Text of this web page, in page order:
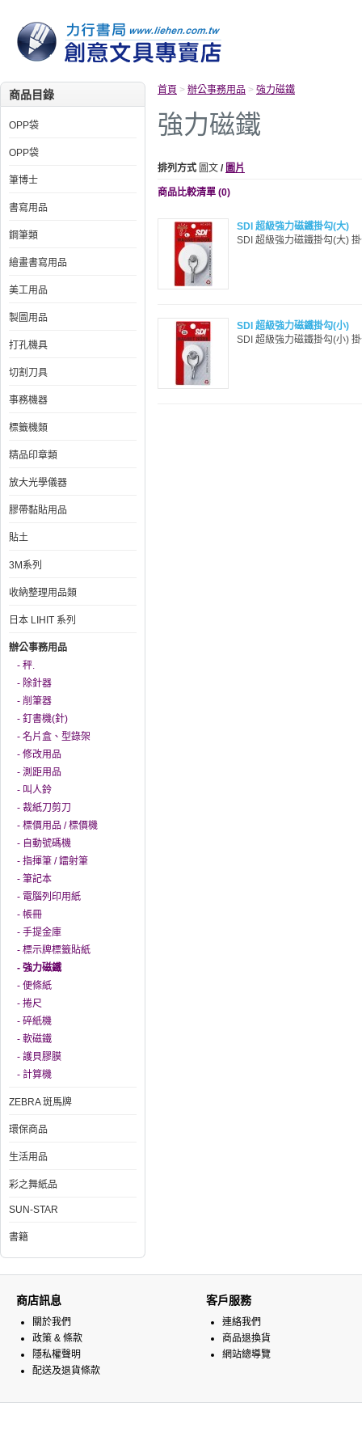
商品目錄
OPP袋
OPP袋
筆博士
書寫用品
鋼筆類
繪畫書寫用品
美工用品
製圖用品
打孔機具
切割刀具
事務機器
標籤機類
精品印章類
放大光學儀器
膠帶黏貼用品
貼土
3M系列
收納整理用品類
日本 LIHIT 系列
辦公事務用品
- 秤.
- 除針器
- 削筆器
- 釘書機(針)
- 名片盒、型錄架
- 修改用品
- 測距用品
- 叫人鈴
- 裁紙刀剪刀
- 標價用品 / 標價機
- 自動號碼機
- 指揮筆 / 鐳射筆
- 筆記本
- 電腦列印用紙
- 帳冊
- 手提金庫
- 標示牌標籤貼紙
- 強力磁鐵
- 便條紙
- 捲尺
- 碎紙機
- 軟磁鐵
- 護貝膠膜
- 計算機
ZEBRA 斑馬牌
環保商品
生活用品
彩之舞紙品
SUN-STAR
書籍
首頁 > 辦公事務用品 > 強力磁鐵
強力磁鐵
排列方式 圖文 / 圖片
商品比較清單 (0)
SDI 超級強力磁鐵掛勾(大)
SDI 超級強力磁鐵掛勾(大)
SDI 超級強力磁鐵掛勾(小)
SDI 超級強力磁鐵掛勾(小)
商店訊息
關於我們
政策 & 條款
隱私權聲明
配送及退貨條款
客戶服務
連絡我們
商品退換貨
網站總導覽